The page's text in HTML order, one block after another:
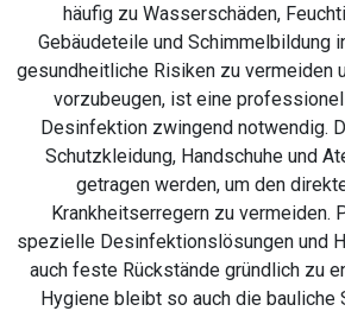
häufig zu Wasserschäden,
Gebäudeteile und Schimmelbildung
gesundheitliche Risiken zu vermeiden
vorzubeugen, ist eine
Desinfektion zwingend notwendig.
Schutzkleidung, Handschuhe und
getragen werden, um den
Krankheitserregern zu vermeiden.
spezielle Desinfektionslösungen und
auch feste Rückstände gründlich zu
Hygiene bleibt so auch die bauliche